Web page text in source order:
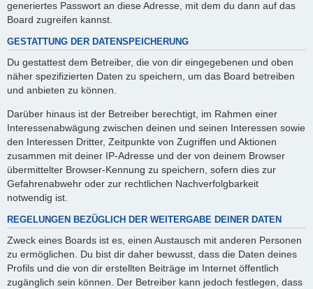
generiertes Passwort an diese Adresse, mit dem du dann auf das
Board zugreifen kannst.
GESTATTUNG DER DATENSPEICHERUNG
Du gestattest dem Betreiber, die von dir eingegebenen und oben
näher spezifizierten Daten zu speichern, um das Board betreiben
und anbieten zu können.
Darüber hinaus ist der Betreiber berechtigt, im Rahmen einer
Interessenabwägung zwischen deinen und seinen Interessen sowie
den Interessen Dritter, Zeitpunkte von Zugriffen und Aktionen
zusammen mit deiner IP-Adresse und der von deinem Browser
übermittelter Browser-Kennung zu speichern, sofern dies zur
Gefahrenabwehr oder zur rechtlichen Nachverfolgbarkeit
notwendig ist.
REGELUNGEN BEZÜGLICH DER WEITERGABE DEINER DATEN
Zweck eines Boards ist es, einen Austausch mit anderen Personen
zu ermöglichen. Du bist dir daher bewusst, dass die Daten deines
Profils und die von dir erstellten Beiträge im Internet öffentlich
zugänglich sein können. Der Betreiber kann jedoch festlegen, dass